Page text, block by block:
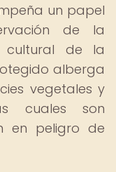
un papel
de la
cultural de la
alberga
vegetales y
cuales son
en peligro de